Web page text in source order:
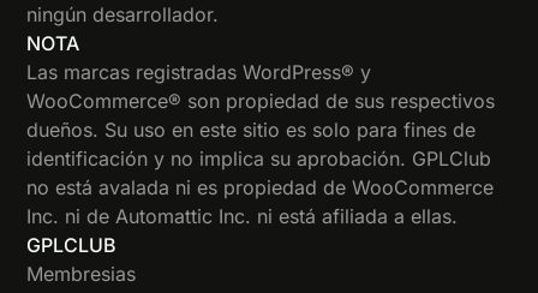
ningún desarrollador.
NOTA
Las marcas registradas WordPress® y
WooCommerce® son propiedad de sus respectivos
dueños. Su uso en este sitio es solo para fines de
identificación y no implica su aprobación. GPLClub
no está avalada ni es propiedad de WooCommerce
Inc. ni de Automattic Inc. ni está afiliada a ellas.
GPLCLUB
Membresias